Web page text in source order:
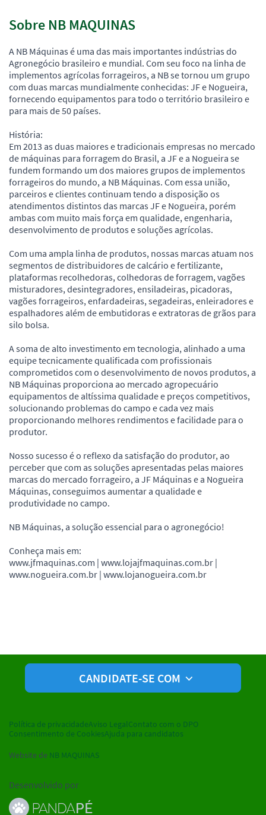
Sobre NB MAQUINAS
A NB Máquinas é uma das mais importantes indústrias do
Agronegócio brasileiro e mundial. Com seu foco na linha de
implementos agrícolas forrageiros, a NB se tornou um grupo
com duas marcas mundialmente conhecidas: JF e Nogueira,
fornecendo equipamentos para todo o território brasileiro e
para mais de 50 países.
História:
Em 2013 as duas maiores e tradicionais empresas no mercado
de máquinas para forragem do Brasil, a JF e a Nogueira se
fundem formando um dos maiores grupos de implementos
forrageiros do mundo, a NB Máquinas. Com essa união,
parceiros e clientes continuam tendo a disposição os
atendimentos distintos das marcas JF e Nogueira, porém
ambas com muito mais força em qualidade, engenharia,
desenvolvimento de produtos e soluções agrícolas.
Com uma ampla linha de produtos, nossas marcas atuam nos
segmentos de distribuidores de calcário e fertilizante,
plataformas recolhedoras, colhedoras de forragem, vagões
misturadores, desintegradores, ensiladeiras, picadoras,
vagões forrageiros, enfardadeiras, segadeiras, enleiradores e
espalhadores além de embutidoras e extratoras de grãos para
silo bolsa.
A soma de alto investimento em tecnologia, alinhado a uma
equipe tecnicamente qualificada com profissionais
comprometidos com o desenvolvimento de novos produtos, a
NB Máquinas proporciona ao mercado agropecuário
equipamentos de altíssima qualidade e preços competitivos,
solucionando problemas do campo e cada vez mais
proporcionando melhores rendimentos e facilidade para o
produtor.
Nosso sucesso é o reflexo da satisfação do produtor, ao
perceber que com as soluções apresentadas pelas maiores
marcas do mercado forrageiro, a JF Máquinas e a Nogueira
Máquinas, conseguimos aumentar a qualidade e
produtividade no campo.
NB Máquinas, a solução essencial para o agronegócio!
Conheça mais em:
www.jfmaquinas.com | www.lojajfmaquinas.com.br |
www.nogueira.com.br | www.lojanogueira.com.br
CANDIDATE-SE COM
Política de privacidadeAviso LegalContato com o DPO
Consentimento de CookiesAjuda para candidatos
Website de NB MAQUINAS
Desenvolvido por